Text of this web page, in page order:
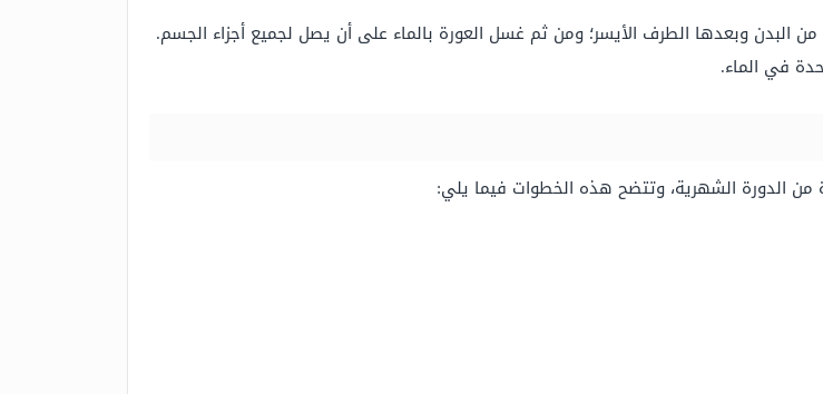
من البدن وبعدها الطرف الأيسر؛ ومن ثم غسل العورة بالماء على أن يصل لجميع أجزاء الجسم.
في الماء.
من الدورة الشهرية، وتتضح هذه الخطوات فيما يلي: